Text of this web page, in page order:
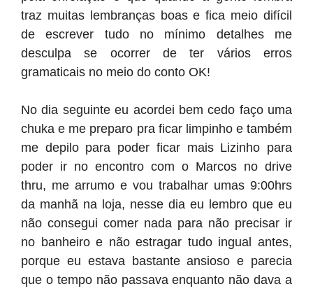
traz muitas lembranças boas e fica meio difícil
de escrever tudo no mínimo detalhes me
desculpa se ocorrer de ter vários erros
gramaticais no meio do conto OK!
No dia seguinte eu acordei bem cedo faço uma
chuka e me preparo pra ficar limpinho e também
me depilo para poder ficar mais Lizinho para
poder ir no encontro com o Marcos no drive
thru, me arrumo e vou trabalhar umas 9:00hrs
da manhã na loja, nesse dia eu lembro que eu
não consegui comer nada para não precisar ir
no banheiro e não estragar tudo ingual antes,
porque eu estava bastante ansioso e parecia
que o tempo não passava enquanto não dava a